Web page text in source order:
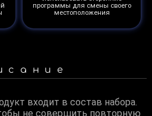
программы для смены своего
местоположения
входит в состав набора.
не совершить повторную